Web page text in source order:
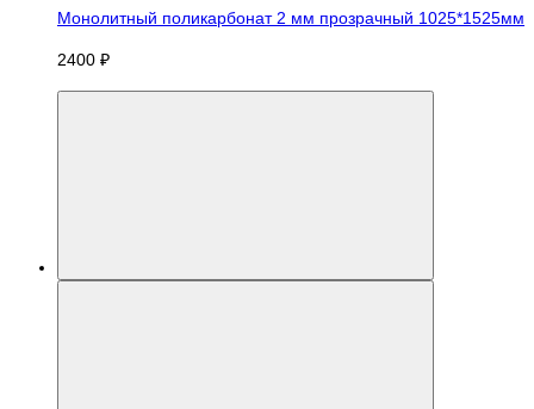
Монолитный поликарбонат 2 мм прозрачный 1025*1525мм
2400 ₽